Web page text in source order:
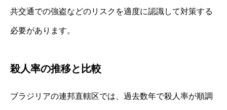
共交通での強盗などのリスクを適度に認識して対策する
必要があります。
殺人率の推移と比較
ブラジリアの連邦直轄区では、過去数年で殺人率が順調